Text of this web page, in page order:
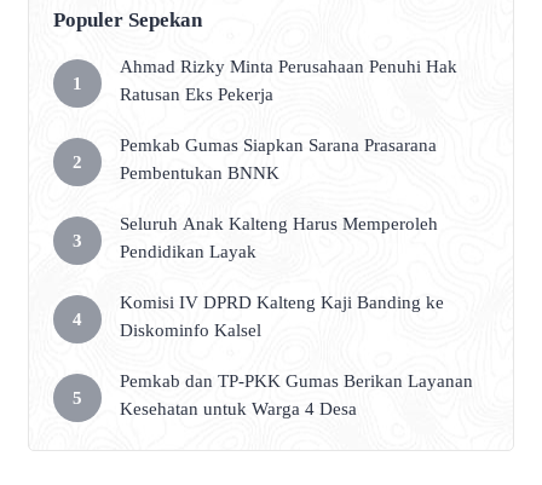
Populer Sepekan
Ahmad Rizky Minta Perusahaan Penuhi Hak
Ratusan Eks Pekerja
Pemkab Gumas Siapkan Sarana Prasarana
Pembentukan BNNK
Seluruh Anak Kalteng Harus Memperoleh
Pendidikan Layak
Komisi IV DPRD Kalteng Kaji Banding ke
Diskominfo Kalsel
Pemkab dan TP-PKK Gumas Berikan Layanan
Kesehatan untuk Warga 4 Desa